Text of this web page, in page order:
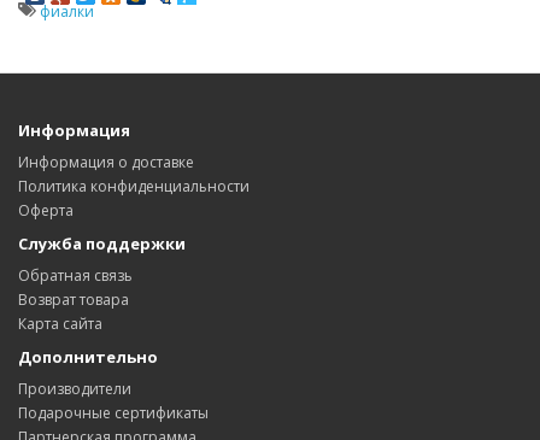
фиалки
Информация
Информация о доставке
Политика конфиденциальности
Оферта
Служба поддержки
Обратная связь
Возврат товара
Карта сайта
Дополнительно
Производители
Подарочные сертификаты